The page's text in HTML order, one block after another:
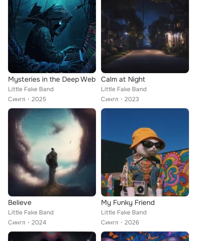
Mysteries in the Deep Web
Little Fake Band
Сингл
2025
Calm at Night
Little Fake Band
Сингл
2023
Believe
Little Fake Band
Сингл
2024
My Funky Friend
Little Fake Band
Сингл
2026